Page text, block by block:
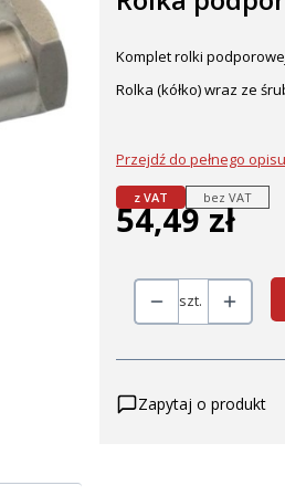
Komplet rolki
Rolka (kółko) wraz ze
Przejdź do pełnego opisu
z VAT bez VAT
Cena
54,49 zł
szt.
Zapytaj o produkt